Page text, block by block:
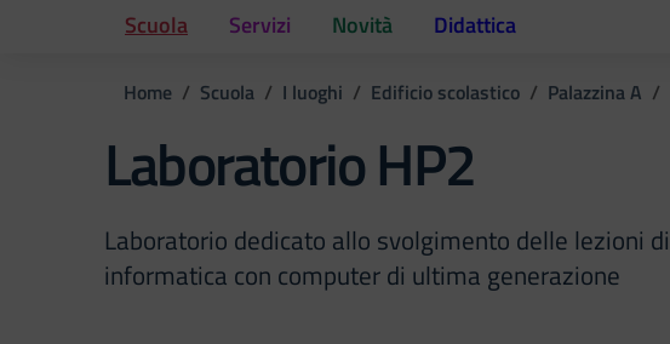
Scuola Servizi Novità Didattica
Home Scuola I luoghi Edificio scolastico Palazzina A
Laboratorio HP2
Laboratorio dedicato allo svolgimento delle lezioni di
informatica con computer di ultima generazione